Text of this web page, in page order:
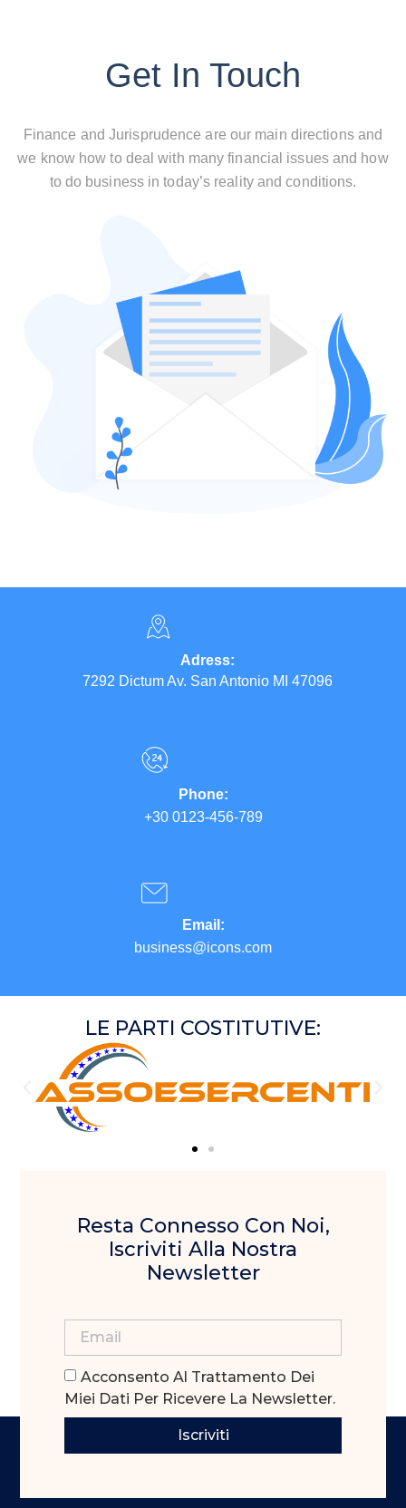
Get In Touch
Finance and Jurisprudence are our main directions and
we know how to deal with many financial issues and how
to do business in today’s reality and conditions.
Adress:
7292 Dictum Av. San Antonio MI 47096
Phone:
+30 0123-456-789
Email:
business@icons.com
LE PARTI COSTITUTIVE:
Resta Connesso Con Noi,
Iscriviti Alla Nostra
Newsletter
Acconsento Al Trattamento Dei
Miei Dati Per Ricevere La Newsletter.
Iscriviti